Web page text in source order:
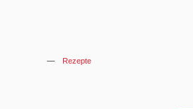
Rezepte